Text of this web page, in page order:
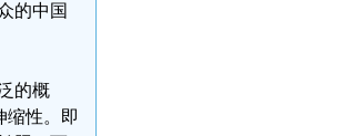
的中国
的概
缩性。即